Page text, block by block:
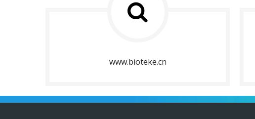
www.bioteke.cn